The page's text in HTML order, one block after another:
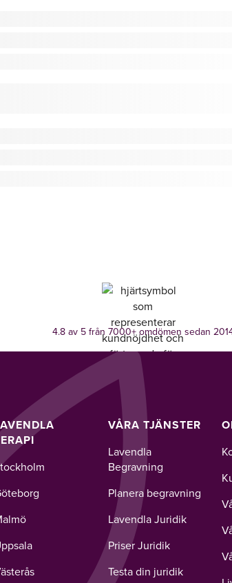
4.8 av 5 från 7000+ omdömen sedan
VÅRA TJÄNSTER
Lavendla
Begravning
Planera begravning
Lavendla Juridik
Priser Juridik
Testa din juridik